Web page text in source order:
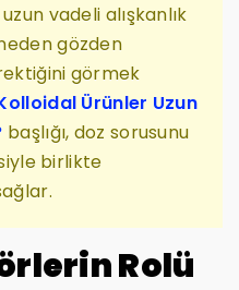
vadeli alışkanlık
gözden
görmek
Ürünler Uzun
başlığı, doz sorusunu
birlikte
Rolü